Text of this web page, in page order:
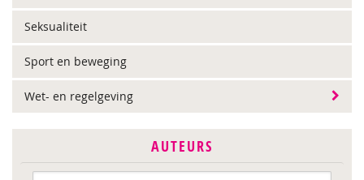
Seksualiteit
Sport en beweging
Wet- en regelgeving
AUTEURS